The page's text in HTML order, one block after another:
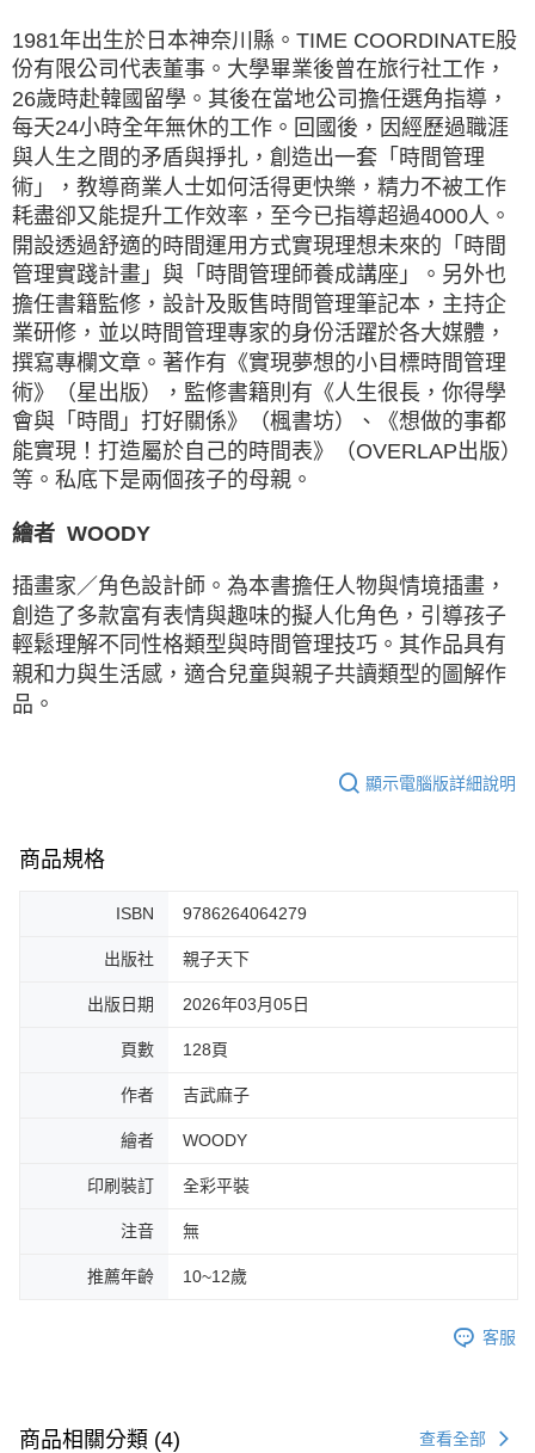
1981年出生於日本神奈川縣。TIME COORDINATE股
份有限公司代表董事。大學畢業後曾在旅行社工作，
26歲時赴韓國留學。其後在當地公司擔任選角指導，
每天24小時全年無休的工作。回國後，因經歷過職涯
與人生之間的矛盾與掙扎，創造出一套「時間管理
術」，教導商業人士如何活得更快樂，精力不被工作
耗盡卻又能提升工作效率，至今已指導超過4000人。
開設透過舒適的時間運用方式實現理想未來的「時間
管理實踐計畫」與「時間管理師養成講座」。另外也
擔任書籍監修，設計及販售時間管理筆記本，主持企
業研修，並以時間管理專家的身份活躍於各大媒體，
撰寫專欄文章。著作有《實現夢想的小目標時間管理
術》（星出版），監修書籍則有《人生很長，你得學
會與「時間」打好關係》（楓書坊）、《想做的事都
能實現！打造屬於自己的時間表》（OVERLAP出版）
等。私底下是兩個孩子的母親。
繪者 WOODY
插畫家／角色設計師。為本書擔任人物與情境插畫，
創造了多款富有表情與趣味的擬人化角色，引導孩子
輕鬆理解不同性格類型與時間管理技巧。其作品具有
親和力與生活感，適合兒童與親子共讀類型的圖解作
品。
顯示電腦版詳細說明
商品規格
ISBN 9786264064279
出版社 親子天下
出版日期 2026年03月05日
頁數 128頁
作者 吉武麻子
繪者 WOODY
印刷裝訂 全彩平裝
注音 無
推薦年齡 10~12歲
客服
商品相關分類 (4) 查看全部